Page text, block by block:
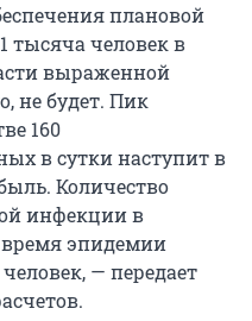
плановой
тысяча человек в
выраженной
не будет. Пик
160
в сутки наступит в
Количество
инфекции в
время эпидемии
— передает